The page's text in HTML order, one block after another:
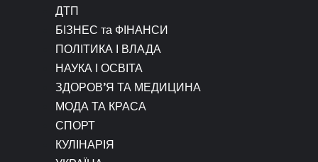
ДТП
БІЗНЕС та ФІНАНСИ
ПОЛІТИКА І ВЛАДА
НАУКА І ОСВІТА
ЗДОРОВ’Я ТА МЕДИЦИНА
МОДА ТА КРАСА
СПОРТ
КУЛІНАРІЯ